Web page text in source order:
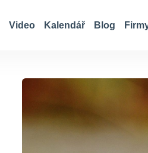
Video Kalendář Blog